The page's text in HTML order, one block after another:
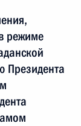
режиме
Президента